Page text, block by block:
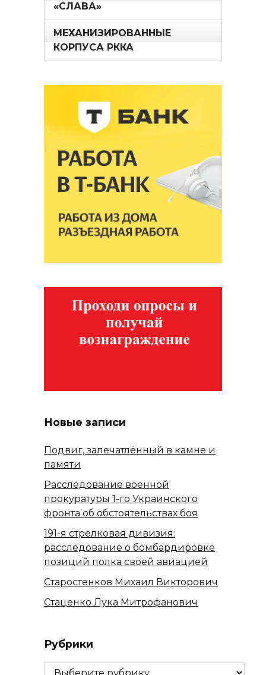
«СЛАВА»
МЕХАНИЗИРОВАННЫЕ
КОРПУСА РККА
Новые записи
Подвиг, запечатлённый в камне и
памяти
Расследование военной
прокуратуры 1-го Украинского
фронта об обстоятельствах боя
191-я стрелковая дивизия:
расследование о бомбардировке
позиций полка своей авиацией
Старостенков Михаил Викторович
Стаценко Лука Митрофанович
Рубрики
Рубрики